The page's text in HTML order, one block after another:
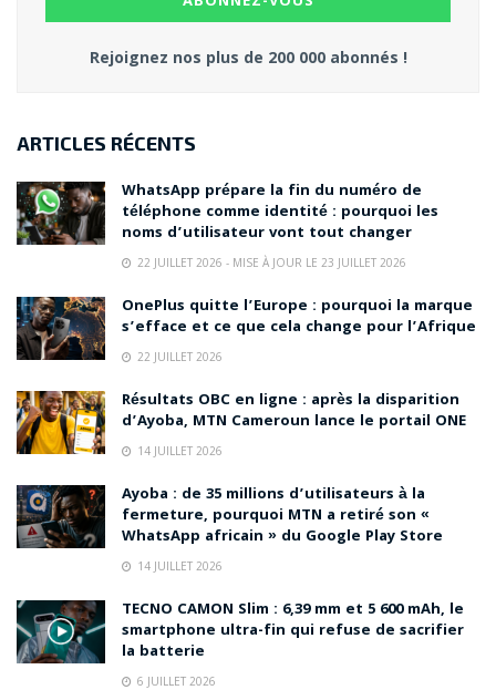
Rejoignez nos plus de 200 000 abonnés !
ARTICLES RÉCENTS
WhatsApp prépare la fin du numéro de
téléphone comme identité : pourquoi les
noms d’utilisateur vont tout changer
22 JUILLET 2026 - MISE À JOUR LE 23 JUILLET 2026
OnePlus quitte l’Europe : pourquoi la marque
s’efface et ce que cela change pour l’Afrique
22 JUILLET 2026
Résultats OBC en ligne : après la disparition
d’Ayoba, MTN Cameroun lance le portail ONE
14 JUILLET 2026
Ayoba : de 35 millions d’utilisateurs à la
fermeture, pourquoi MTN a retiré son «
WhatsApp africain » du Google Play Store
14 JUILLET 2026
TECNO CAMON Slim : 6,39 mm et 5 600 mAh, le
smartphone ultra-fin qui refuse de sacrifier
la batterie
6 JUILLET 2026